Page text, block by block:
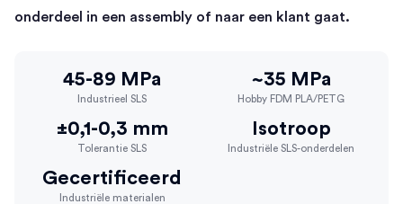
onderdeel in een assembly of naar een klant gaat.
45-89 MPa
Industrieel SLS
~35 MPa
Hobby FDM PLA/PETG
±0,1-0,3 mm
Tolerantie SLS
Isotroop
Industriële SLS-onderdelen
Gecertificeerd
Industriële materialen